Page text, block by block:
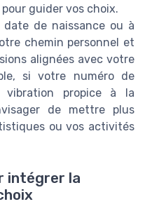
guider vos choix.
de naissance ou à
chemin personnel et
alignées avec votre
si votre numéro de
propice à la
de mettre plus
ou vos activités
intégrer la